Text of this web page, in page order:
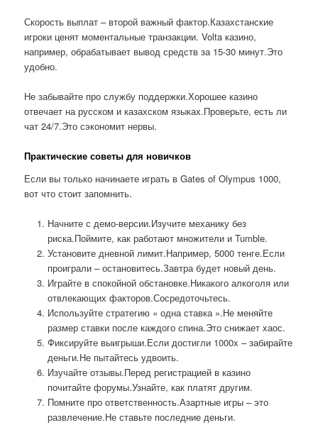
Скорость выплат – второй важный фактор.Казахстанские
игроки ценят моментальные транзакции. Volta казино,
например, обрабатывает вывод средств за 15-30 минут.Это
удобно.
Не забывайте про службу поддержки.Хорошее казино
отвечает на русском и казахском языках.Проверьте, есть ли
чат 24/7.Это сэкономит нервы.
Практические советы для новичков
Если вы только начинаете играть в Gates of Olympus 1000,
вот что стоит запомнить.
Начните с демо-версии.Изучите механику без
риска.Поймите, как работают множители и Tumble.
Установите дневной лимит.Например, 5000 тенге.Если
проиграли – остановитесь.Завтра будет новый день.
Играйте в спокойной обстановке.Никакого алкоголя или
отвлекающих факторов.Сосредоточьтесь.
Используйте стратегию « одна ставка ».Не меняйте
размер ставки после каждого спина.Это снижает хаос.
Фиксируйте выигрыши.Если достигли 1000x – забирайте
деньги.Не пытайтесь удвоить.
Изучайте отзывы.Перед регистрацией в казино
почитайте форумы.Узнайте, как платят другим.
Помните про ответственность.Азартные игры – это
развлечение.Не ставьте последние деньги.